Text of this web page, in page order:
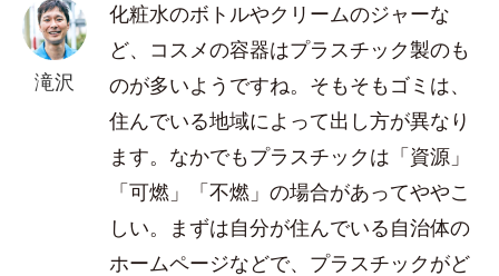
滝沢
化粧水のボトルやクリームのジャーな
ど、コスメの容器はプラスチック製のも
のが多いようですね。そもそもゴミは、
住んでいる地域によって出し方が異なり
ます。なかでもプラスチックは「資源」
「可燃」「不燃」の場合があってややこ
しい。まずは自分が住んでいる自治体の
ホームページなどで、プラスチックがど